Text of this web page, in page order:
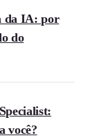
da IA: por
do
você?